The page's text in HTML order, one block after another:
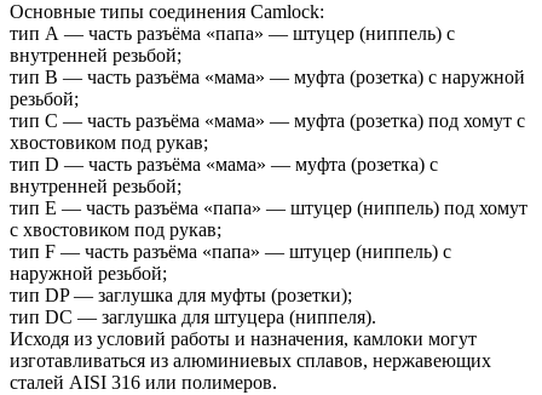
Основные типы соединения Camlock:
тип А — часть разъёма «папа» — штуцер (ниппель) с
внутренней резьбой;
тип B — часть разъёма «мама» — муфта (розетка) с наружной
резьбой;
тип С — часть разъёма «мама» — муфта (розетка) под хомут с
хвостовиком под рукав;
тип D — часть разъёма «мама» — муфта (розетка) с
внутренней резьбой;
тип Е — часть разъёма «папа» — штуцер (ниппель) под хомут
с хвостовиком под рукав;
тип F — часть разъёма «папа» — штуцер (ниппель) с
наружной резьбой;
тип DP — заглушка для муфты (розетки);
тип DC — заглушка для штуцера (ниппеля).
Исходя из условий работы и назначения, камлоки могут
изготавливаться из алюминиевых сплавов, нержавеющих
сталей AISI 316 или полимеров.